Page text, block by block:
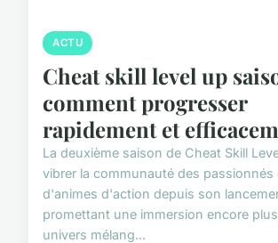
ACTU
Cheat skill level up
comment progresser
rapidement et
La deuxième saison de Cheat Skill
vibrer la communauté des passionnés
d'animes d'action depuis son
promettant une immersion encore
univers mélang...